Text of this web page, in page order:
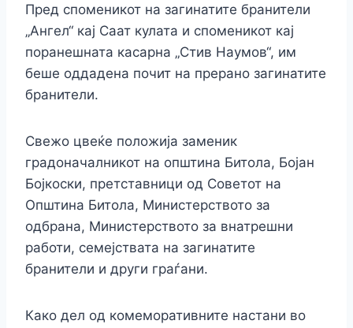
Пред споменикот на загинатите бранители
„Ангел“ кај Саат кулата и споменикот кај
поранешната касарна „Стив Наумов“, им
беше оддадена почит на прерано загинатите
бранители.
Свежо цвеќе положија заменик
градоначалникот на општина Битола, Бојан
Бојкоски, претставници од Советот на
Општина Битола, Министерството за
одбрана, Министерството за внатрешни
работи, семејствата на загинатите
бранители и други граѓани.
Како дел од комеморативните настани во